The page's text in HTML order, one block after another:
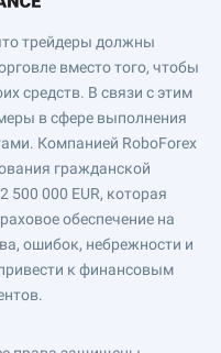
трейдеры должны
вместо того, чтобы
средств. В связи с этим
в сфере выполнения
Компанией RoboForex
гражданской
500 000 EUR, которая
обеспечение на
ошибок, небрежности и
к финансовым